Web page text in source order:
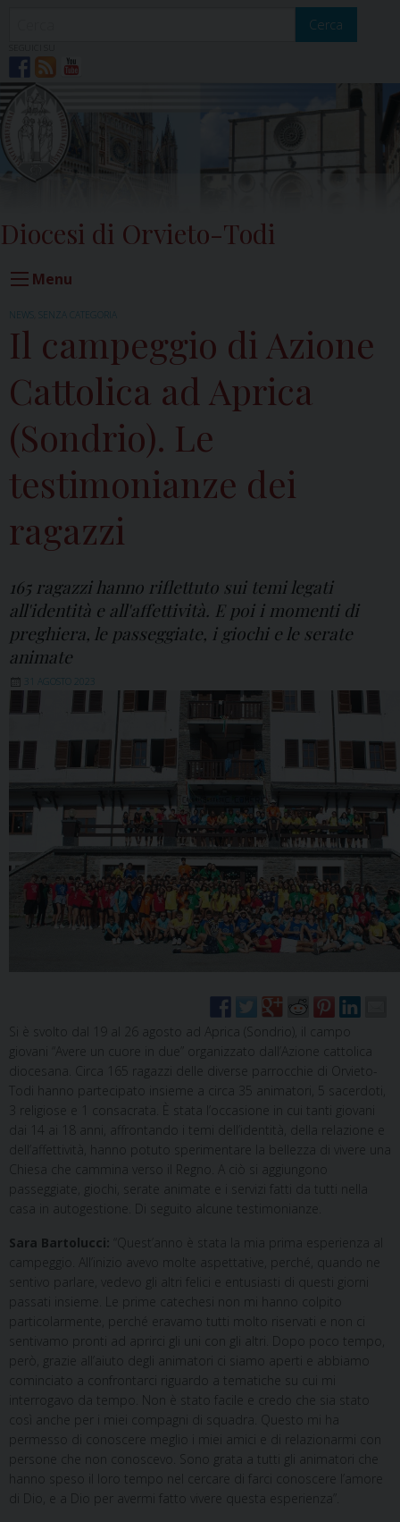
Cerca
Diocesi di Orvieto-Todi
Menu
NEWS SENZA CATEGORIA
Il campeggio di Azione
Cattolica ad Aprica
(Sondrio). Le
testimonianze dei
ragazzi
165 ragazzi hanno riflettuto sui temi legati
all'identità e all'affettività. E poi i momenti di
preghiera, le passeggiate, i giochi e le serate
animate
31 AGOSTO 2023
Si è svolto dal 19 al 26 agosto ad Aprica (Sondrio), il campo
giovani “Avere un cuore in due” organizzato dall’Azione cattolica
diocesana. Circa 165 ragazzi delle diverse parrocchie di Orvieto-
Todi hanno partecipato insieme a circa 35 animatori, 5 sacerdoti,
3 religiose e 1 consacrata. È stata l’occasione in cui tanti giovani
dai 14 ai 18 anni, affrontando i temi dell’identità, della relazione e
dell’affettività, hanno potuto sperimentare la bellezza di vivere una
Chiesa che cammina verso il Regno. A ciò si aggiungono
passeggiate, giochi, serate animate e i servizi fatti da tutti nella
casa in autogestione. Di seguito alcune testimonianze.
Sara Bartolucci: “Quest’anno è stata la mia prima esperienza al
campeggio. All’inizio avevo molte aspettative, perché, quando ne
sentivo parlare, vedevo gli altri felici e entusiasti di questi giorni
passati insieme. Le prime catechesi non mi hanno colpito
particolarmente, perché eravamo tutti molto riservati e non ci
sentivamo pronti ad aprirci gli uni con gli altri. Dopo poco tempo,
però, grazie all’aiuto degli animatori ci siamo aperti e abbiamo
cominciato a confrontarci riguardo a tematiche su cui mi
interrogavo da tempo. Non è stato facile e credo che sia stato
così anche per i miei compagni di squadra. Questo mi ha
permesso di conoscere meglio i miei amici e di relazionarmi con
persone che non conoscevo. Sono grata a tutti gli animatori che
hanno speso il loro tempo nel cercare di farci conoscere l’amore
di Dio, e a Dio per avermi fatto vivere questa esperienza”.